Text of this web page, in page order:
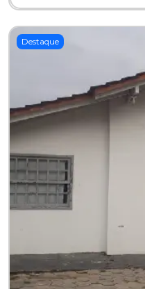
Destaque